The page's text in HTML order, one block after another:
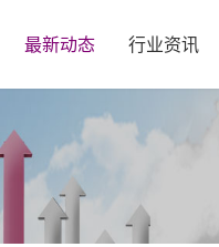
最新动态 行业资讯